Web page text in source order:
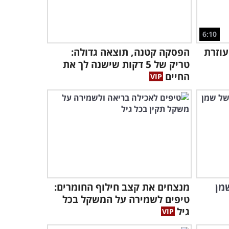
6:53
שהופך תפוחי אדמה להרבה
יותר בריאים
2:59
באילו מזונות יש הכי הרבה
נוגדי חמצון? מידע תזונתי
חשוב!
5:33
איך לבחור את הטיפול הנכון
להצטננות? הסרטון שעושה
סדר בבלגן
6:10
הפסקה קטנה, תוצאה גדולה:
טריק של 5 דקות שישנה לך את
החיים
מנצחים את קצב חילוף החומרים:
טיפים לשמירה על המשקל בכל
גיל